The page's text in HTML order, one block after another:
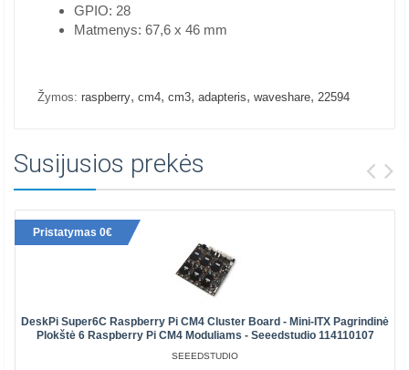
GPIO: 28
Matmenys: 67,6 x 46 mm
Žymos: raspberry, cm4, cm3, adapteris, waveshare, 22594
Susijusios prekės
Pristatymas 0€
DeskPi Super6C Raspberry Pi CM4 Cluster Board - Mini-ITX Pagrindinė
Plokštė 6 Raspberry Pi CM4 Moduliams - Seeedstudio 114110107
SEEEDSTUDIO